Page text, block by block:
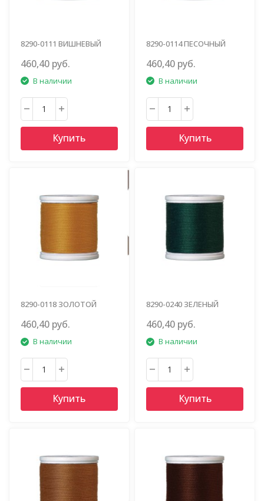
8290-0111 ВИШНЕВЫЙ
460,40 руб.
В наличии
Купить
8290-0114 ПЕСОЧНЫЙ
460,40 руб.
В наличии
Купить
8290-0118 ЗОЛОТОЙ
460,40 руб.
В наличии
Купить
8290-0240 ЗЕЛЕНЫЙ
460,40 руб.
В наличии
Купить